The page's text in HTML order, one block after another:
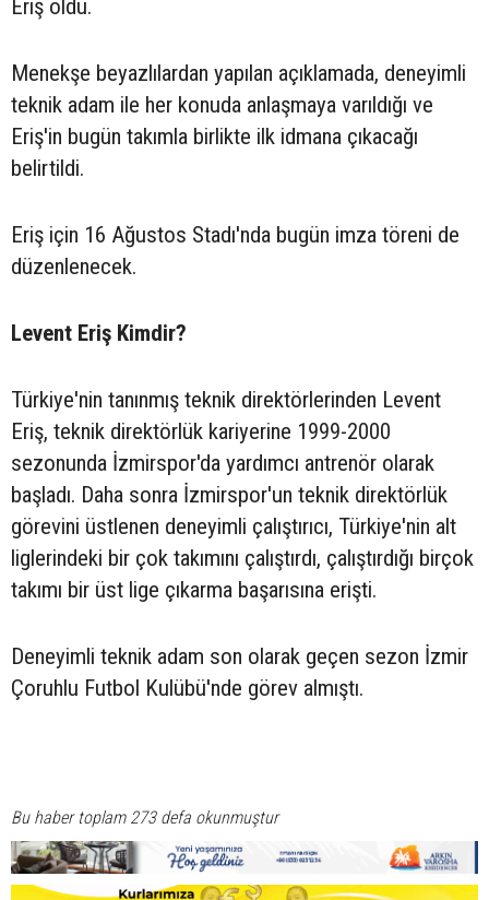
Eriş oldu.
Menekşe beyazlılardan yapılan açıklamada, deneyimli
teknik adam ile her konuda anlaşmaya varıldığı ve
Eriş'in bugün takımla birlikte ilk idmana çıkacağı
belirtildi.
Eriş için 16 Ağustos Stadı'nda bugün imza töreni de
düzenlenecek.
Levent Eriş Kimdir?
Türkiye'nin tanınmış teknik direktörlerinden Levent
Eriş, teknik direktörlük kariyerine 1999-2000
sezonunda İzmirspor'da yardımcı antrenör olarak
başladı. Daha sonra İzmirspor'un teknik direktörlük
görevini üstlenen deneyimli çalıştırıcı, Türkiye'nin alt
liglerindeki bir çok takımını çalıştırdı, çalıştırdığı birçok
takımı bir üst lige çıkarma başarısına erişti.
Deneyimli teknik adam son olarak geçen sezon İzmir
Çoruhlu Futbol Kulübü'nde görev almıştı.
Bu haber toplam 273 defa okunmuştur